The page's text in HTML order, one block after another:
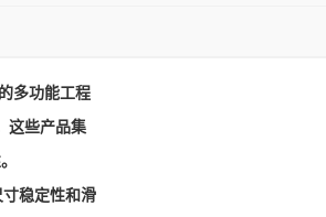
多功能工程
这些产品集
稳定性和滑